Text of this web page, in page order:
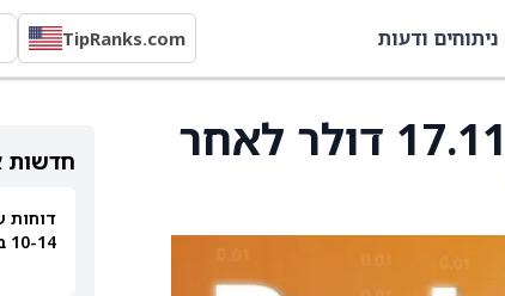
ניתוחים ודעות TipRanks.com
חדשות
דוחות
10-14 באוגוסט 2026
Alumis (ALMS) מזנקת ב־106% ל־17.11 דולר לאחר